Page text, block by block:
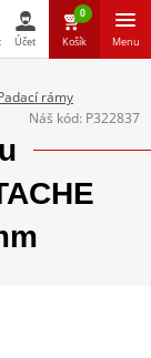
Hledat
Účet
0
Košík Menu
rámy
Náš kód: P322837